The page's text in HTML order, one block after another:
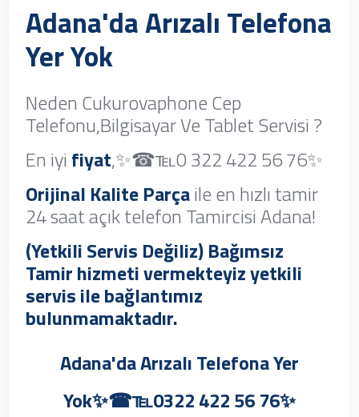
Adana'da Arızalı Telefona
Yer Yok
Neden Cukurovaphone Cep
Telefonu,Bilgisayar Ve Tablet Servisi ?
En iyi fiyat,✨☎℡0 322 422 56 76✨
Orijinal Kalite Parçaile en hızlı tamir
24 saat açık telefon Tamircisi Adana!
(Yetkili Servis Değiliz) Bağımsız
Tamir hizmeti vermekteyiz yetkili
servis ile bağlantımız
bulunmamaktadır.
Adana'da Arızalı Telefona Yer
Yok✨☎℡0322 422 56 76✨